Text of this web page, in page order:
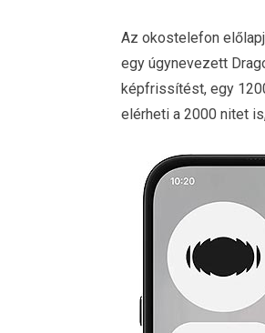
Az okostelefon
egy úgynevezett
képfrissítést, egy
elérheti a 2000 nitet